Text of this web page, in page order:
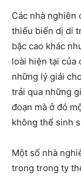
Các nhà nghiên
thiếu biến dị di
bậc cao khác
loài hiện tại của
những lý giải
trải qua những
đoạn mà ở đó
không thể sinh
Một số nhà
trong trong ty